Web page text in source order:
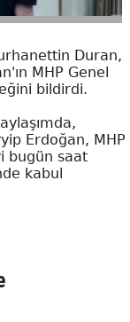
Duran,
MHP Genel
bildirdi.
Erdoğan, MHP
bugün saat
kabul